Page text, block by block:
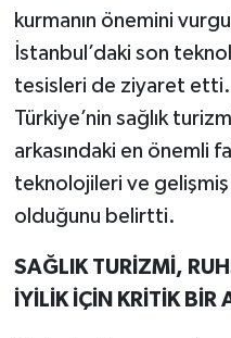
kurmanın önemini
İstanbul’daki son
tesisleri de ziyaret etti.
Türkiye’nin sağlık
arkasındaki en önemli
teknolojileri ve
olduğunu belirtti.
SAĞLIK TURİZMİ,
İYİLİK İÇİN KRİTİK BİR